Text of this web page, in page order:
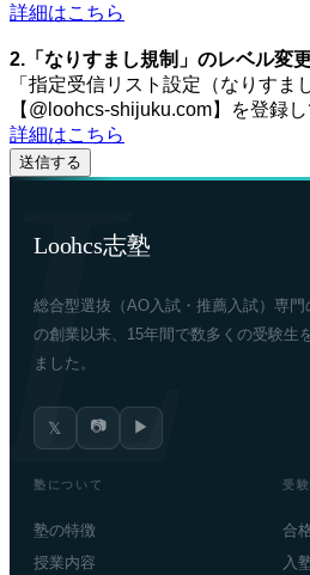
詳細はこちら
2.「なりすまし規制」のレベル変更
「指定受信リスト設定（なりすま
【@loohcs-shijuku.com】を登録し
詳細はこちら
Loohcs志塾
総合型選抜（AO入試・推薦入試）専
の創業以来、15年間で数多くの受験生
ました。
𝕏 📷 ▶
塾について
塾の特徴
授業内容
受
合
入